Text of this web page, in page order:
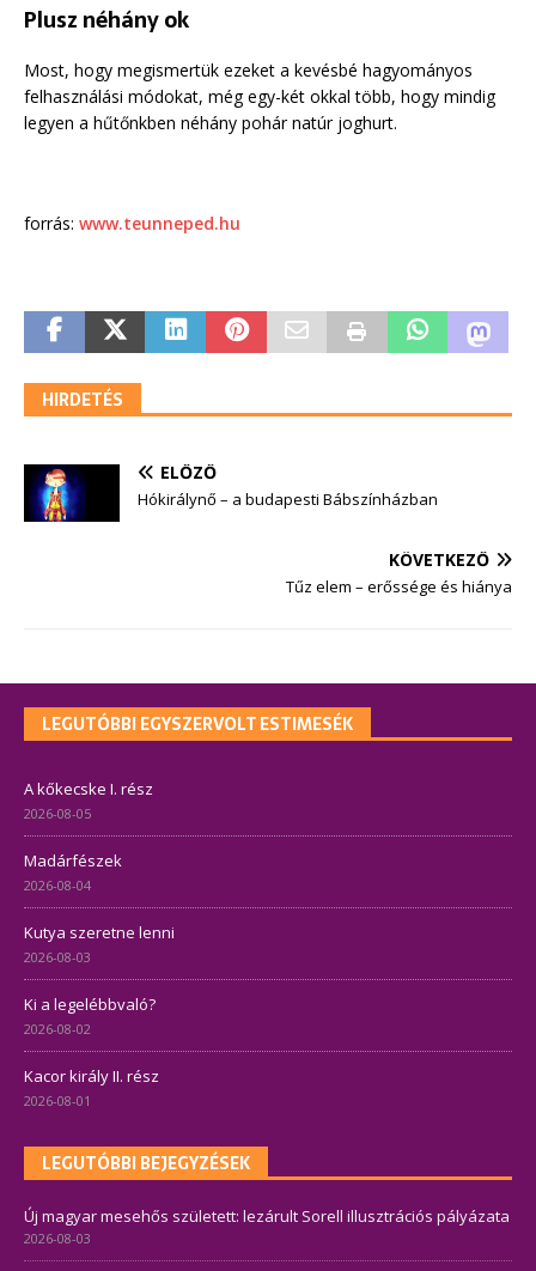
Plusz néhány ok
Most, hogy megismertük ezeket a kevésbé hagyományos
felhasználási módokat, még egy-két okkal több, hogy mindig
legyen a hűtőnkben néhány pohár natúr joghurt.
forrás: www.teunneped.hu
HIRDETÉS
ELŐZŐ
Hókirálynő – a budapesti Bábszínházban
KÖVETKEZŐ
Tűz elem – erőssége és hiánya
LEGUTÓBBI EGYSZERVOLT ESTIMESÉK
A kőkecske I. rész
2026-08-05
Madárfészek
2026-08-04
Kutya szeretne lenni
2026-08-03
Ki a legelébbvaló?
2026-08-02
Kacor király II. rész
2026-08-01
LEGUTÓBBI BEJEGYZÉSEK
Új magyar mesehős született: lezárult Sorell illusztrációs pályázata
2026-08-03